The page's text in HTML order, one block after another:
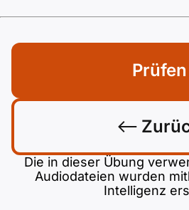
Prüfen
Die in dieser Übung
Audiodateien wurden
Intelligenz